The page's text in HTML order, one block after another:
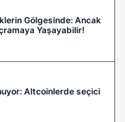
Gölgesinde: Ancak
Yaşayabilir!
Altcoinlerde seçici